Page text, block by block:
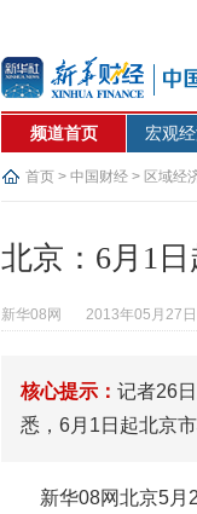
频道首页 宏观
首页 > 中国财经 > 区域经
北京：6月1
新华08网 2013年05月27
核心提示： 记者26
悉，6月1日起北京
新华08网北京5月